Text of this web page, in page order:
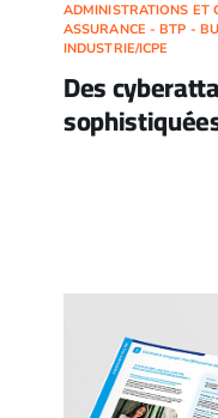
ADMINISTRATIONS ET
ASSURANCE - BTP -
INDUSTRIE/ICPE
Des